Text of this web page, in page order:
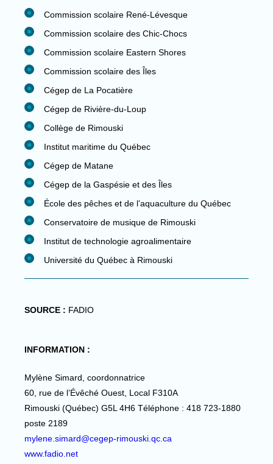
Commission scolaire René-Lévesque
Commission scolaire des Chic-Chocs
Commission scolaire Eastern Shores
Commission scolaire des Îles
Cégep de La Pocatière
Cégep de Rivière-du-Loup
Collège de Rimouski
Institut maritime du Québec
Cégep de Matane
Cégep de la Gaspésie et des Îles
École des pêches et de l’aquaculture du Québec
Conservatoire de musique de Rimouski
Institut de technologie agroalimentaire
Université du Québec à Rimouski
SOURCE : FADIO
INFORMATION :
Mylène Simard, coordonnatrice
60, rue de l’Évêché Ouest, Local F310A
Rimouski (Québec) G5L 4H6 Téléphone : 418 723-1880
poste 2189
mylene.simard@cegep-rimouski.qc.ca
www.fadio.net